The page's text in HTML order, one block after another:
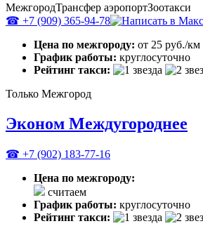
МежгородТрансфер аэропортЗоотакси
☎ +7 (909) 365-94-78
Цена по межгороду: от 25 руб./км
График работы: круглосуточно
Рейтинг такси:
Только Межгород
Эконом Междугороднее
☎ +7 (902) 183-77-16
Цена по межгороду:
считаем
График работы: круглосуточно
Рейтинг такси: